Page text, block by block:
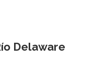
Delaware